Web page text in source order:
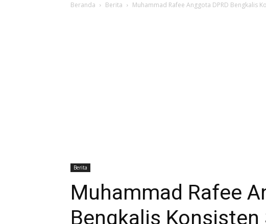
Beranda Berita Muhammad Rafee Anggota DPRD Bengkalis
Berita
Muhammad Rafee
Bengkalis Konsisten